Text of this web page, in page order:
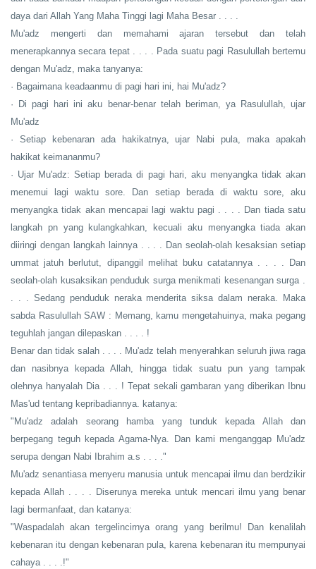
daya dari Allah Yang Maha Tinggi lagi Maha Besar . . . .
Mu'adz mengerti dan memahami ajaran tersebut dan telah
menerapkannya secara tepat . . . . Pada suatu pagi Rasulullah bertemu
dengan Mu'adz, maka tanyanya:
· Bagaimana keadaanmu di pagi hari ini, hai Mu'adz?
· Di pagi hari ini aku benar-benar telah beriman, ya Rasulullah, ujar
Mu'adz
· Setiap kebenaran ada hakikatnya, ujar Nabi pula, maka apakah
hakikat keimananmu?
· Ujar Mu'adz: Setiap berada di pagi hari, aku menyangka tidak akan
menemui lagi waktu sore. Dan setiap berada di waktu sore, aku
menyangka tidak akan mencapai lagi waktu pagi . . . . Dan tiada satu
langkah pn yang kulangkahkan, kecuali aku menyangka tiada akan
diiringi dengan langkah lainnya . . . . Dan seolah-olah kesaksian setiap
ummat jatuh berlutut, dipanggil melihat buku catatannya . . . . Dan
seolah-olah kusaksikan penduduk surga menikmati kesenangan surga .
. . . Sedang penduduk neraka menderita siksa dalam neraka. Maka
sabda Rasulullah SAW : Memang, kamu mengetahuinya, maka pegang
teguhlah jangan dilepaskan . . . . !
Benar dan tidak salah . . . . Mu'adz telah menyerahkan seluruh jiwa raga
dan nasibnya kepada Allah, hingga tidak suatu pun yang tampak
olehnya hanyalah Dia . . . ! Tepat sekali gambaran yang diberikan Ibnu
Mas'ud tentang kepribadiannya. katanya:
"Mu'adz adalah seorang hamba yang tunduk kepada Allah dan
berpegang teguh kepada Agama-Nya. Dan kami menganggap Mu'adz
serupa dengan Nabi Ibrahim a.s . . . ."
Mu'adz senantiasa menyeru manusia untuk mencapai ilmu dan berdzikir
kepada Allah . . . . Diserunya mereka untuk mencari ilmu yang benar
lagi bermanfaat, dan katanya:
"Waspadalah akan tergelincirnya orang yang berilmu! Dan kenalilah
kebenaran itu dengan kebenaran pula, karena kebenaran itu mempunyai
cahaya . . . .!"